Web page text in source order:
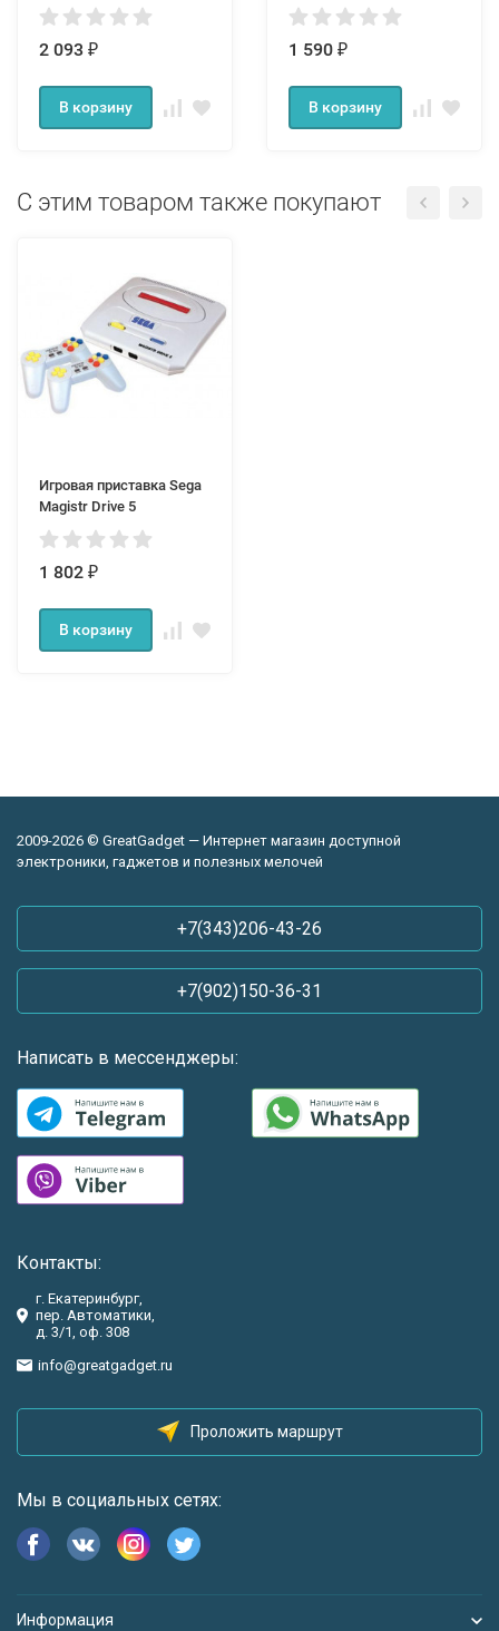
2 093 ₽
В корзину
1 590 ₽
В корзину
С этим товаром также покупают
Игровая приставка Sega
Magistr Drive 5
1 802 ₽
В корзину
2009-2026 © GreatGadget — Интернет магазин доступной
электроники, гаджетов и полезных мелочей
+7(343)206-43-26
+7(902)150-36-31
Написать в мессенджеры:
Контакты:
г. Екатеринбург,
пер. Автоматики,
д. 3/1, оф. 308
info@greatgadget.ru
Проложить маршрут
Мы в социальных сетях:
Информация